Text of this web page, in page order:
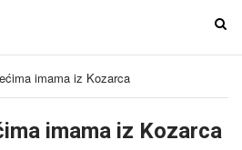
T
e
imama iz Kozarca
imama iz Kozarca